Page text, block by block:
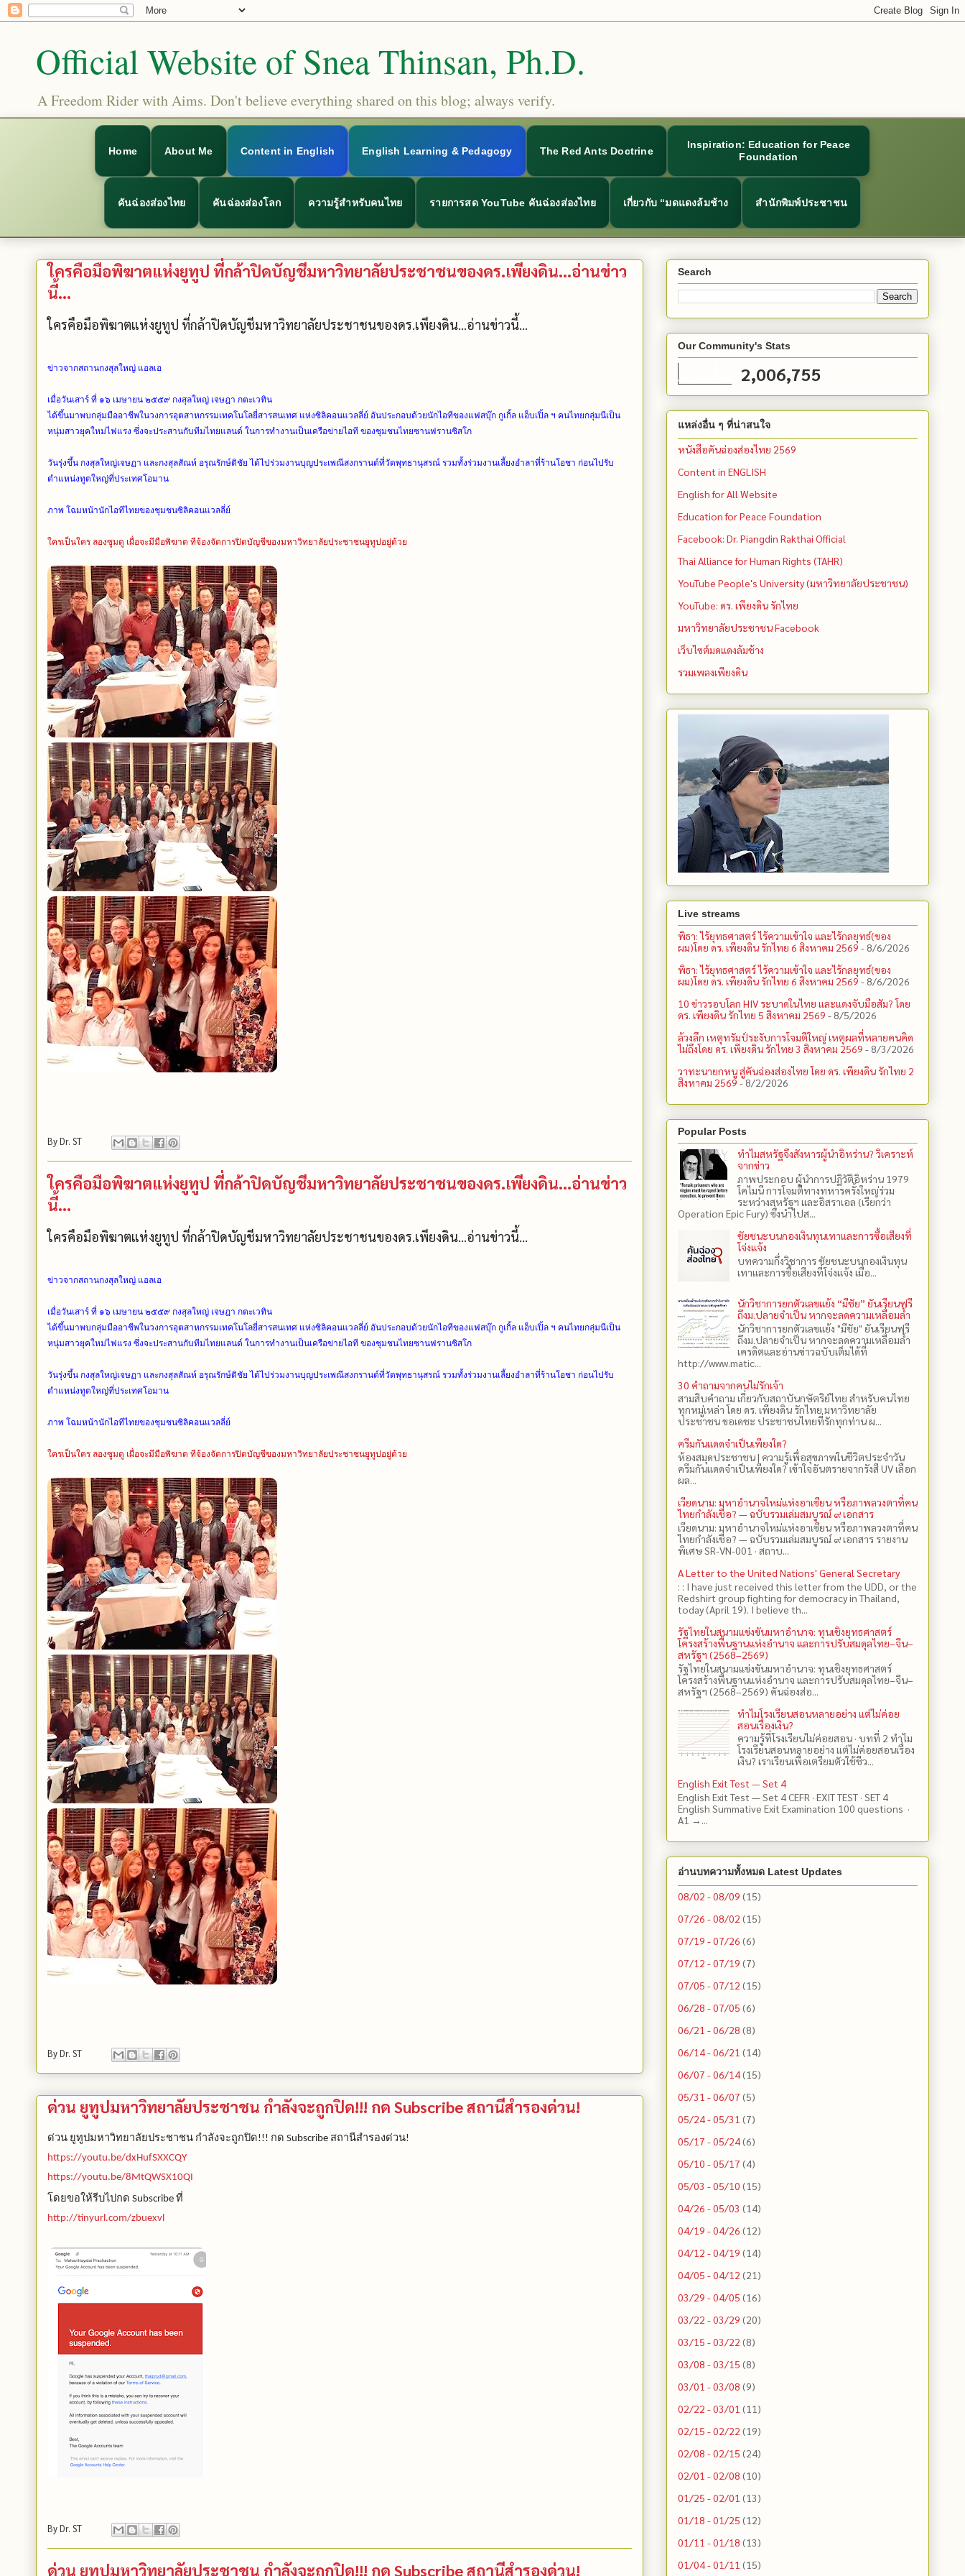
Official Website of Snea Thinsan, Ph.D.
A Freedom Rider with Aims. Don't believe everything shared on this blog; always verify.
Home About Me Content in English English Learning & Pedagogy The Red Ants Doctrine
Inspiration: Education for Peace
Foundation
คันฉ่องส่องไทย คันฉ่องส่องโลก ความรู้สำหรับคนไทย รายการสด YouTube คันฉ่องส่องไทย เกี่ยวกับ “มดแดงล้มช้าง สำนักพิมพ์ประชาชน
ใครคือมือพิฆาตแห่งยูทูป ที่กล้าปิดบัญชีมหาวิทยาลัยประชาชนของดร.เพียงดิน...อ่านข่าว
นี้...
ใครคือมือพิฆาตแห่งยูทูป ที่กล้าปิดบัญชีมหาวิทยาลัยประชาชนของดร.เพียงดิน...อ่านข่าวนี้...
ข่าวจากสถานกงสุลใหญ่ แอลเอ
เมื่อวันเสาร์ ที่ ๑๖ เมษายน ๒๕๕๙ กงสุลใหญ่ เจษฎา กตะเวทิน
ได้ขึ้นมาพบกลุ่มมืออาชีพในวงการอุตสาหกรรมเทคโนโลยี่สารสนเทศ แห่งซิลิคอนแวลลี่ย์ อันประกอบด้วยนักไอทีของแฟสบุ๊ก กูเกิ้ล แอ็บเปิ้ล ฯ คนไทยกลุ่มนีเป็น
หนุ่มสาวยุคใหม่ไฟแรง ซึ่งจะประสานกับทีมไทยแลนด์ ในการทำงานเป็นเครือข่ายไอที ของชุมชนไทยซานฟรานซิสโก
วันรุ่งขึ้น กงสุลใหญ่เจษฏา และกงสุลสัณห์ อรุณรักษ์ติชัย ได้ไปร่วมงานบุญประเพณีสงกรานต์ที่วัดพุทธานุสรณ์ รวมทั้งร่วมงานเลี้ยงอำลาที่ร้านโอชา ก่อนไปรับ
ตำแหน่งทูตใหญ่ที่ประเทศโอมาน
ภาพ โฉมหน้านักไอทีไทยของชุมชนซิลิคอนแวลลี่ย์
ใครเป็นใคร ลองซูมดู เผื่อจะมีมือพิฆาต ทีจ้องจัดการปิดบัญชีของมหาวิทยาลัยประชาชนยูทูปอยู่ด้วย
ByDr. ST
ใครคือมือพิฆาตแห่งยูทูป ที่กล้าปิดบัญชีมหาวิทยาลัยประชาชนของดร.เพียงดิน...อ่านข่าว
นี้...
ใครคือมือพิฆาตแห่งยูทูป ที่กล้าปิดบัญชีมหาวิทยาลัยประชาชนของดร.เพียงดิน...อ่านข่าวนี้...
ข่าวจากสถานกงสุลใหญ่ แอลเอ
เมื่อวันเสาร์ ที่ ๑๖ เมษายน ๒๕๕๙ กงสุลใหญ่ เจษฎา กตะเวทิน
ได้ขึ้นมาพบกลุ่มมืออาชีพในวงการอุตสาหกรรมเทคโนโลยี่สารสนเทศ แห่งซิลิคอนแวลลี่ย์ อันประกอบด้วยนักไอทีของแฟสบุ๊ก กูเกิ้ล แอ็บเปิ้ล ฯ คนไทยกลุ่มนีเป็น
หนุ่มสาวยุคใหม่ไฟแรง ซึ่งจะประสานกับทีมไทยแลนด์ ในการทำงานเป็นเครือข่ายไอที ของชุมชนไทยซานฟรานซิสโก
วันรุ่งขึ้น กงสุลใหญ่เจษฏา และกงสุลสัณห์ อรุณรักษ์ติชัย ได้ไปร่วมงานบุญประเพณีสงกรานต์ที่วัดพุทธานุสรณ์ รวมทั้งร่วมงานเลี้ยงอำลาที่ร้านโอชา ก่อนไปรับ
ตำแหน่งทูตใหญ่ที่ประเทศโอมาน
ภาพ โฉมหน้านักไอทีไทยของชุมชนซิลิคอนแวลลี่ย์
ใครเป็นใคร ลองซูมดู เผื่อจะมีมือพิฆาต ทีจ้องจัดการปิดบัญชีของมหาวิทยาลัยประชาชนยูทูปอยู่ด้วย
ByDr. ST
ด่วน ยูทูปมหาวิทยาลัยประชาชน กำลังจะถูกปิด!!! กด Subscribe สถานีสำรองด่วน!
ด่วน ยูทูปมหาวิทยาลัยประชาชน กำลังจะถูกปิด!!! กด Subscribe สถานีสำรองด่วน!
https://youtu.be/dxHufSXXCQY
https://youtu.be/8MtQWSX10QI
โดยขอให้รีบไปกด Subscribe ที่
http://tinyurl.com/zbuexvl
ByDr. ST
ด่วน ยูทูปมหาวิทยาลัยประชาชน กำลังจะถูกปิด!!! กด Subscribe สถานีสำรองด่วน!
Search
Our Community's Stats
2,006,755
แหล่งอื่น ๆ ที่น่าสนใจ
หนังสือคันฉ่องส่องไทย 2569
Content in ENGLISH
English for All Website
Education for Peace Foundation
Facebook: Dr. Piangdin Rakthai Official
Thai Alliance for Human Rights (TAHR)
YouTube People's University (มหาวิทยาลัยประชาชน)
YouTube: ดร. เพียงดิน รักไทย
มหาวิทยาลัยประชาชน Facebook
เว็บไซต์มดแดงล้มช้าง
รวมเพลงเพียงดิน
Live streams
พิธา: ไร้ยุทธศาสตร์ ไร้ความเข้าใจ และไร้กลยุทธ์(ของ
ผม)โดย ดร. เพียงดิน รักไทย 6 สิงหาคม 2569 - 8/6/2026
พิธา: ไร้ยุทธศาสตร์ ไร้ความเข้าใจ และไร้กลยุทธ์(ของ
ผม)โดย ดร. เพียงดิน รักไทย 6 สิงหาคม 2569 - 8/6/2026
10 ข่าวรอบโลก HIV ระบาดในไทย และแดงจับมือสัม? โดย
ดร. เพียงดิน รักไทย 5 สิงหาคม 2569 - 8/5/2026
ล้วงลึก เหตุทรัมป์ระงับการโจมตีใหญ่ เหตุผลที่หลายคนคิด
ไม่ถึงโดย ดร. เพียงดิน รักไทย 3 สิงหาคม 2569 - 8/3/2026
วาทะนายกหนู สู่คันฉ่องส่องไทย โดย ดร. เพียงดิน รักไทย 2
สิงหาคม 2569 - 8/2/2026
Popular Posts
ทำไมสหรัฐจึงสังหารผู้นำอิหร่าน? วิเคราะห์
จากข่าว
ภาพประกอบ ผู้นำการปฏิวัติอิหร่าน 1979
โคไมนี การโจมตีทางทหารครั้งใหญ่ร่วม
ระหว่างสหรัฐฯ และอิสราเอล (เรียกว่า
Operation Epic Fury) ซึ่งนำไปส...
ชัยชนะบนกองเงินทุนเทาและการซื้อเสียงที่
โจ่งแจ้ง
บทความกึ่งวิชาการ ชัยชนะบนกองเงินทุน
เทาและการซื้อเสียงที่โจ่งแจ้ง เมื่อ...
นักวิชาการยกตัวเลขแย้ง “มีชัย” ยันเรียนฟรี
ถึงม.ปลายจำเป็น หากจะลดความเหลื่อมล้ำ
นักวิชาการยกตัวเลขแย้ง "มีชัย" ยันเรียนฟรี
ถึงม.ปลายจำเป็น หากจะลดความเหลื่อมล้ำ
เครดิตและอ่านข่าวฉบับเต็มได้ที่
http://www.matic...
30 คำถามจากคนไม่รักเจ้า
สามสิบคำถาม เกี่ยวกับสถาบันกษัตริย์ไทย สำหรับคนไทย
ทุกหมู่เหล่า โดย ดร.​ เพียงดิน รักไทย มหาวิทยาลัย
ประชาชน ขอเดชะ ประชาชนไทยที่รักทุกท่าน ผ...
ครีมกันแดดจำเป็นเพียงใด?
ห้องสมุดประชาชน | ความรู้เพื่อสุขภาพในชีวิตประจำวัน
ครีมกันแดดจำเป็นเพียงใด? เข้าใจอันตรายจากรังสี UV เลือก
ผล...
เวียดนาม: มหาอำนาจใหม่แห่งอาเซียน หรือภาพลวงตาที่คน
ไทยกำลังเชื่อ? — ฉบับรวมเล่มสมบูรณ์ ๙ เอกสาร
เวียดนาม: มหาอำนาจใหม่แห่งอาเซียน หรือภาพลวงตาที่คน
ไทยกำลังเชื่อ? — ฉบับรวมเล่มสมบูรณ์ ๙ เอกสาร รายงาน
พิเศษ SR-VN-001 · สถาบ...
A Letter to the United Nations' General Secretary
: : I have just received this letter from the UDD, or the
Redshirt group fighting for democracy in Thailand,
today (April 19). I believe th...
รัฐไทยในสนามแข่งขันมหาอำนาจ: ทุนเชิงยุทธศาสตร์
โครงสร้างพื้นฐานแห่งอำนาจ และการปรับสมดุลไทย–จีน–
สหรัฐฯ (2568–2569)
รัฐไทยในสนามแข่งขันมหาอำนาจ: ทุนเชิงยุทธศาสตร์
โครงสร้างพื้นฐานแห่งอำนาจ และการปรับสมดุลไทย–จีน–
สหรัฐฯ (2568–2569) คันฉ่องส่อ...
ทำไมโรงเรียนสอนหลายอย่าง แต่ไม่ค่อย
สอนเรื่องเงิน?
ความรู้ที่โรงเรียนไม่ค่อยสอน · บทที่ 2 ทำไม
โรงเรียนสอนหลายอย่าง แต่ไม่ค่อยสอนเรื่อง
เงิน? เราเรียนเพื่อเตรียมตัวใช้ชีว...
English Exit Test — Set 4
English Exit Test — Set 4 CEFR · EXIT TEST · SET 4
English Summative Exit Examination 100 questions ·
A1 →...
อ่านบทความทั้งหมด Latest Updates
08/02 - 08/09 (15)
07/26 - 08/02 (15)
07/19 - 07/26 (6)
07/12 - 07/19 (7)
07/05 - 07/12 (15)
06/28 - 07/05 (6)
06/21 - 06/28 (8)
06/14 - 06/21 (14)
06/07 - 06/14(15)
05/31 - 06/07 (5)
05/24 - 05/31 (7)
05/17 - 05/24(6)
05/10 - 05/17 (4)
05/03 - 05/10 (15)
04/26 - 05/03 (14)
04/19 - 04/26 (12)
04/12 - 04/19 (14)
04/05 - 04/12 (21)
03/29 - 04/05 (16)
03/22 - 03/29 (20)
03/15 - 03/22 (8)
03/08 - 03/15 (8)
03/01 - 03/08 (9)
02/22 - 03/01 (11)
02/15 - 02/22 (19)
02/08 - 02/15 (24)
02/01 - 02/08 (10)
01/25 - 02/01 (13)
01/18 - 01/25 (12)
01/11 - 01/18 (13)
01/04 - 01/11 (15)